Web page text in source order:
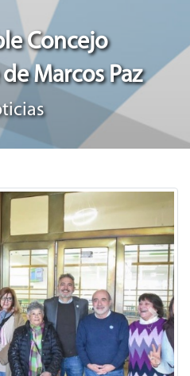
Concejo
Marcos Paz
Next